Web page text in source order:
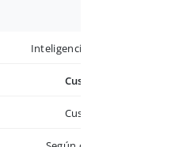
Inteligencia avanzada
Custom
Custom